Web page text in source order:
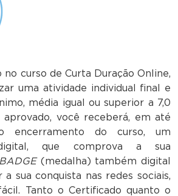
no curso de Curta Duração Online,
uma atividade individual final e
média igual ou superior a 7,0
você receberá, em até
encerramento do curso, um
digital, que comprova a sua
BADGE (medalha) também digital
sua conquista nas redes sociais,
Tanto o Certificado quanto o